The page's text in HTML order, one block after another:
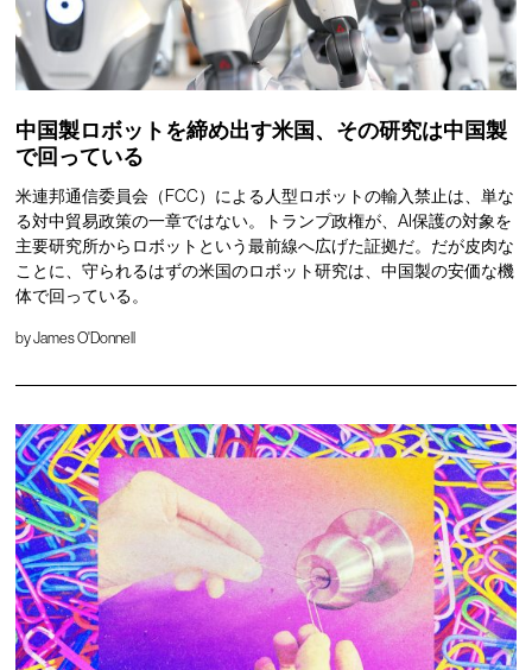
中国製ロボットを締め出す米国、その研究は中国製
で回っている
米連邦通信委員会（FCC）による人型ロボットの輸入禁止は、単な
る対中貿易政策の一章ではない。トランプ政権が、AI保護の対象を
主要研究所からロボットという最前線へ広げた証拠だ。だが皮肉な
ことに、守られるはずの米国のロボット研究は、中国製の安価な機
体で回っている。
byJames O'Donnell